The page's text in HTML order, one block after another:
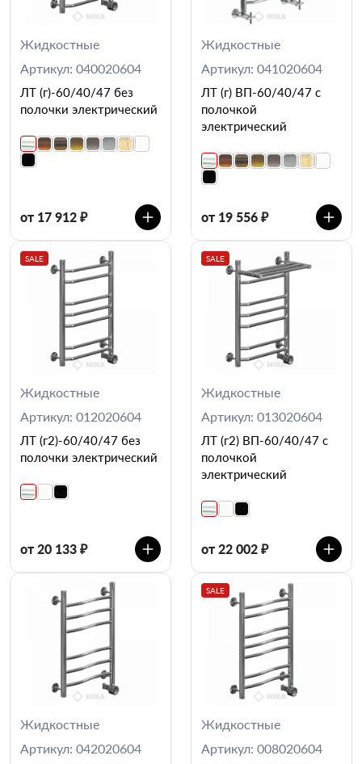
Жидкостные
Артикул: 040020604
ЛТ (г)-60/40/47 без
полочки электрический
от 17 912 ₽
Жидкостные
Артикул: 041020604
ЛТ (г) ВП-60/40/47 с
полочкой
электрический
от 19 556 ₽
SALE
Жидкостные
Артикул: 012020604
ЛТ (г2)-60/40/47 без
полочки электрический
от 20 133 ₽
SALE
Жидкостные
Артикул: 013020604
ЛТ (г2) ВП-60/40/47 с
полочкой
электрический
от 22 002 ₽
Жидкостные
Артикул: 042020604
SALE
Жидкостные
Артикул: 008020604